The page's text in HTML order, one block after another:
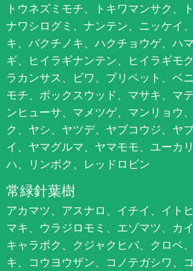
トウネズミモチ、トキワマンサク、
ナワシログミ、ナンテン、ニッケイ
キ、バクチノキ、ハクチョウゲ、ハ
ギ、ヒイラギナンテン、ヒイラギモ
ラカンサス、ビワ、プリペット、ベ
モチ、ボックスウッド、マサキ、マ
ンヒューサ、マメツゲ、マンリョウ
ク、ヤシ、ヤツデ、ヤブコウジ、ヤ
イ、ヤマグルマ、ヤマモモ、ユーカ
ハ、リンボク、レッドロビン
常緑針葉樹
アカマツ、アスナロ、イチイ、イト
マキ、ウラジロモミ、エゾマツ、カ
キャラボク、クジャクヒバ、クロベ
キ、コウヨウザン、コノテガシワ、